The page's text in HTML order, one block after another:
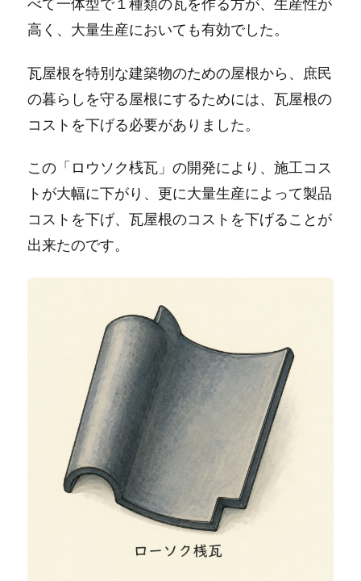
べて一体型で１種類の瓦を作る方が、生産性が
高く、大量生産においても有効でした。
瓦屋根を特別な建築物のための屋根から、庶民
の暮らしを守る屋根にするためには、瓦屋根の
コストを下げる必要がありました。
この「ロウソク桟瓦」の開発により、施工コス
トが大幅に下がり、更に大量生産によって製品
コストを下げ、瓦屋根のコストを下げることが
出来たのです。